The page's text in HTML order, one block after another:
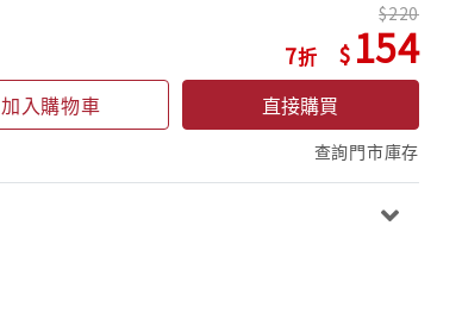
7
220
154
加入購物車 直接購買
查詢門市庫存